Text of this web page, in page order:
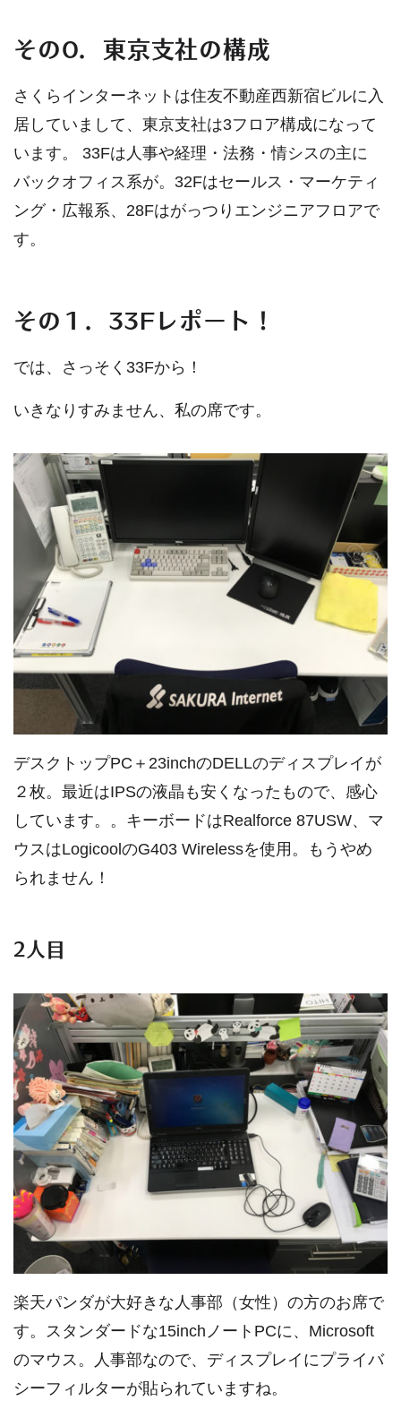
その0．東京支社の構成
さくらインターネットは住友不動産西新宿ビルに入
居していまして、東京支社は3フロア構成になって
います。 33Fは人事や経理・法務・情シスの主に
バックオフィス系が。32Fはセールス・マーケティ
ング・広報系、28Fはがっつりエンジニアフロアで
す。
その１．33Fレポート！
では、さっそく33Fから！
いきなりすみません、私の席です。
デスクトップPC＋23inchのDELLのディスプレイが
２枚。最近はIPSの液晶も安くなったもので、感心
しています。。キーボードはRealforce 87USW、マ
ウスはLogicoolのG403 Wirelessを使用。もうやめ
られません！
2人目
楽天パンダが大好きな人事部（女性）の方のお席で
す。スタンダードな15inchノートPCに、Microsoft
のマウス。人事部なので、ディスプレイにプライバ
シーフィルターが貼られていますね。